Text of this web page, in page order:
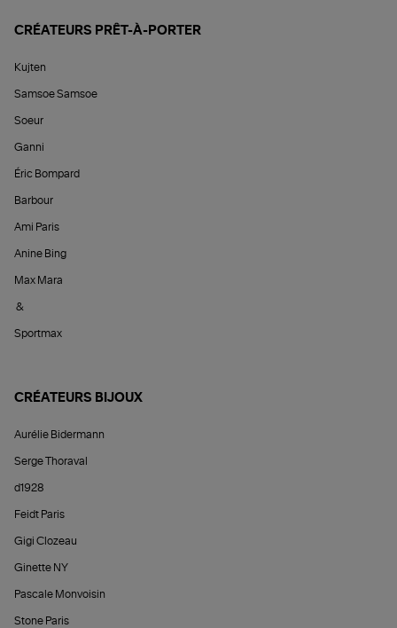
CRÉATEURS PRÊT-À-PORTER
Kujten
Samsoe Samsoe
Soeur
Ganni
Éric Bompard
Barbour
Ami Paris
Anine Bing
Max Mara
&
Sportmax
CRÉATEURS BIJOUX
Aurélie Bidermann
Serge Thoraval
d1928
Feidt Paris
Gigi Clozeau
Ginette NY
Pascale Monvoisin
Stone Paris